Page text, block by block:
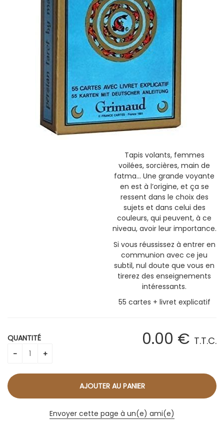
Tapis volants, femmes
voilées, sorcières, main de
fatma... Une grande voyante
en est à l’origine, et ça se
ressent dans le choix des
sujets et dans celui des
couleurs, qui peuvent, à ce
niveau, avoir leur importance.
Si vous réussissez à entrer en
communion avec ce jeu
subtil, nul doute que vous en
tirerez des enseignements
intéressants.
55 cartes + livret explicatif
0.00 € T.T.C.
QUANTITÉ
Envoyer cette page à un(e) ami(e)